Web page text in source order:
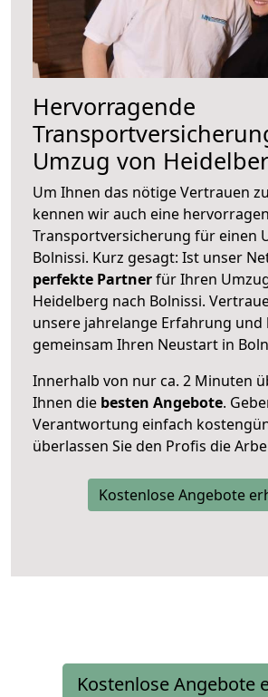
Hervorragende
Umzug von
Um Ihnen das nötige Vertrauen
kennen wir auch eine
Transportversicherung für einen
Bolnissi. Kurz gesagt: Ist unser
perfekte Partnerfür Ihren
Heidelberg nach Bolnissi.
unsere jahrelange Erfahrung und
gemeinsam Ihren Neustart in
Innerhalb von nur ca. 2 Minuten
Ihnen die besten Angebote.
Verantwortung einfach
überlassen Sie den Profis die
Kostenlose Angebote
Kostenlose Angebote